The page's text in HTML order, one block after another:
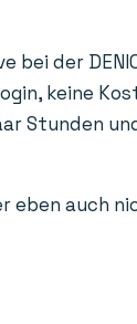
der
keine
Stunden
eben auch